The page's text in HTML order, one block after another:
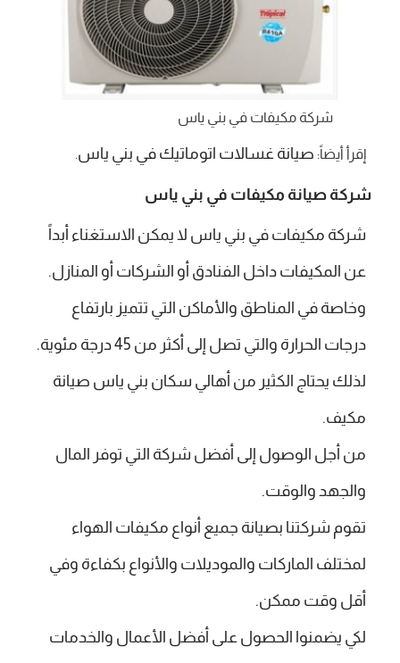
شركة مكيفات في بني ياس
إقرأ أيضاً: صيانة غسالات اتوماتيك في بني ياس.
شركة صيانة مكيفات في بني ياس
شركة مكيفات في بني ياس لا يمكن الاستغناء أبداً
عن المكيفات داخل الفنادق أو الشركات أو المنازل.
وخاصة في المناطق والأماكن التي تتميز بارتفاع
درجات الحرارة والتي تصل إلى أكثر من 45 درجة مئوية.
لذلك يحتاج الكثير من أهالي سكان بني ياس صيانة
مكيف.
من أجل الوصول إلى أفضل شركة التي توفر المال
والجهد والوقت.
تقوم شركتنا بصيانة جميع أنواع مكيفات الهواء
لمختلف الماركات والموديلات والأنواع بكفاءة وفي
أقل وقت ممكن.
لكي يضمنوا الحصول على أفضل الأعمال والخدمات